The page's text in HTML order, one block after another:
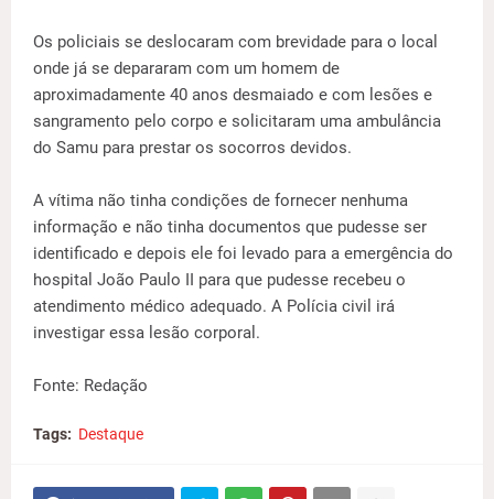
Os policiais se deslocaram com brevidade para o local
onde já se depararam com um homem de
aproximadamente 40 anos desmaiado e com lesões e
sangramento pelo corpo e solicitaram uma ambulância
do Samu para prestar os socorros devidos.
A vítima não tinha condições de fornecer nenhuma
informação e não tinha documentos que pudesse ser
identificado e depois ele foi levado para a emergência do
hospital João Paulo II para que pudesse recebeu o
atendimento médico adequado. A Polícia civil irá
investigar essa lesão corporal.
Fonte: Redação
Tags: Destaque